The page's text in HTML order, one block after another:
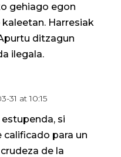
gehiago egon
Harresiak
ditzagun
ilegala.
31 at 10:15
si
calificado para un
de la